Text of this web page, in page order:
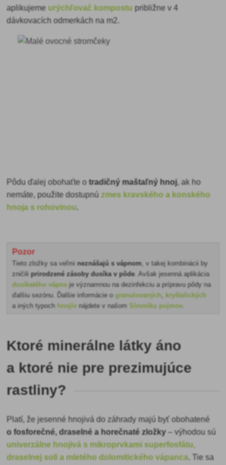
aplikujemeurýchľovač kompostu približne v 4
dávkovacích odmerkách na m2.
Pôdu ďalej obohaťte otradičný maštaľný hnoj, ak ho
nemáte, použite dostupnúzmes kravského a konského
hnoja s rohovinou.
Pozor
Tieto zložky sa veľmineznášajú s vápnom , v takej kombinácii by
zničiliprirodzené zásoby dusíka v pôde . Avšak jesenná aplikácia
dusíkatého vápnaje významnou na dezinfekciu a prípravu pôdy na
ďalšiu sezónu. Ďalšie informácie ogranulovaných kryštalických
a iných typoch hnojív nájdete v našomSlovníku pojmov
Ktoré minerálne látky áno
a ktoré nie pre prezimujúce
rastliny?
Platí, že jesenné hnojivá do záhrady majú byť obohatené
o fosforečné, draselné a horečnaté zložky– výhodou sú
univerzálne hnojivá s mikroprvkami superfosfátu,
draselnej soli a mletého dolomitického vápanca. Tie sa